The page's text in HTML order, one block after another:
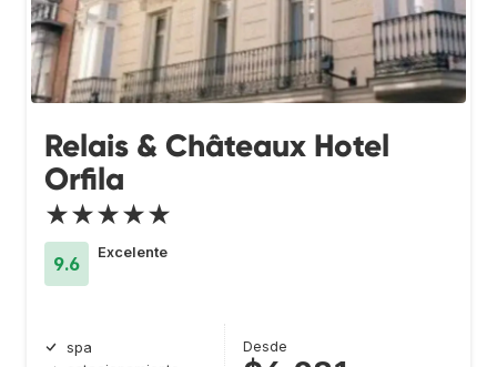
Relais & Châteaux Hotel
Orfila
★★★★★
9.6
Excelente
spa
Desde